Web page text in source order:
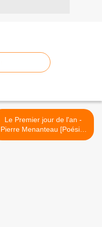
Le Premier jour de l'an -
Pierre Menanteau [Poésie]
>